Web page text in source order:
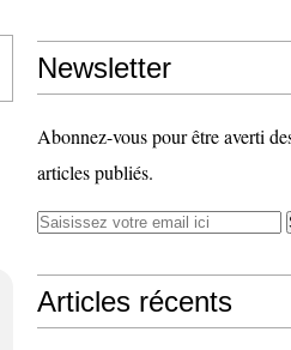
Newsletter
Abonnez-vous pour être averti
articles publiés.
Articles récents